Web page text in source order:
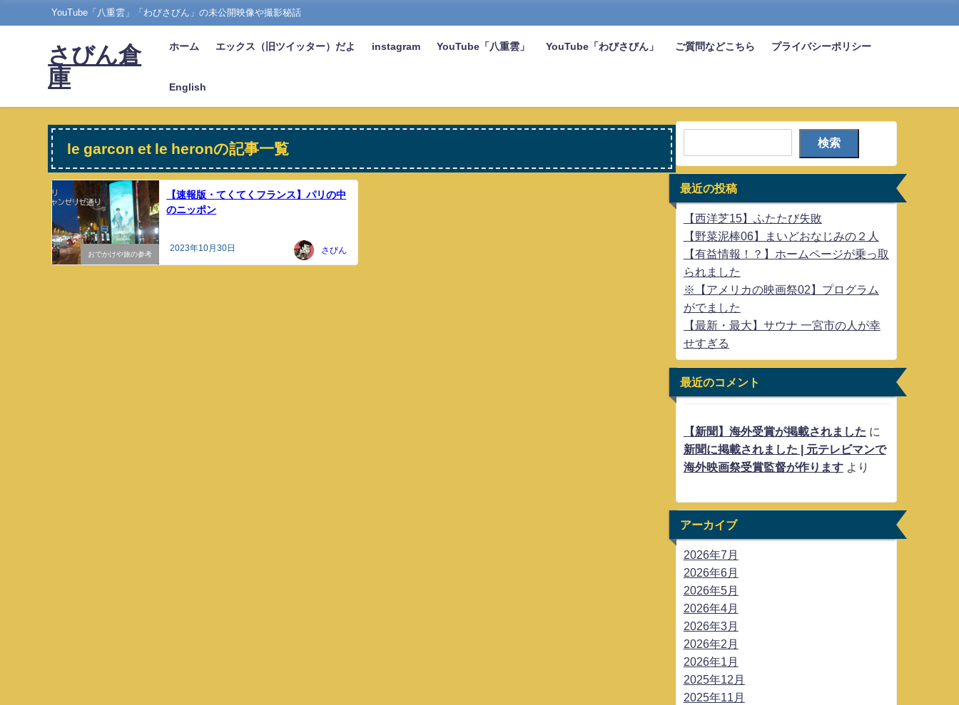
YouTube「八重雲」「わびさびん」の未公開映像や撮影秘話
さびん倉
庫
ホーム エックス（旧ツイッター）だよ instagram YouTube「八重雲」 YouTube「わびさびん」 ご質問などこちら プライバシーポリシー
English
le garcon et le heronの記事一覧
おでかけや旅の参考
【速報版・てくてくフランス】パリの中
のニッポン
2023年10月30日 さびん
検索
最近の投稿
【西洋芝15】ふたたび失敗
【野菜泥棒06】まいどおなじみの２人
【有益情報！？】ホームページが乗っ取
られました
※【アメリカの映画祭02】プログラム
がでました
【最新・最大】サウナ 一宮市の人が幸
せすぎる
最近のコメント
【新聞】海外受賞が掲載されました に
新聞に掲載されました | 元テレビマンで
海外映画祭受賞監督が作りますより
アーカイブ
2026年7月
2026年6月
2026年5月
2026年4月
2026年3月
2026年2月
2026年1月
2025年12月
2025年11月